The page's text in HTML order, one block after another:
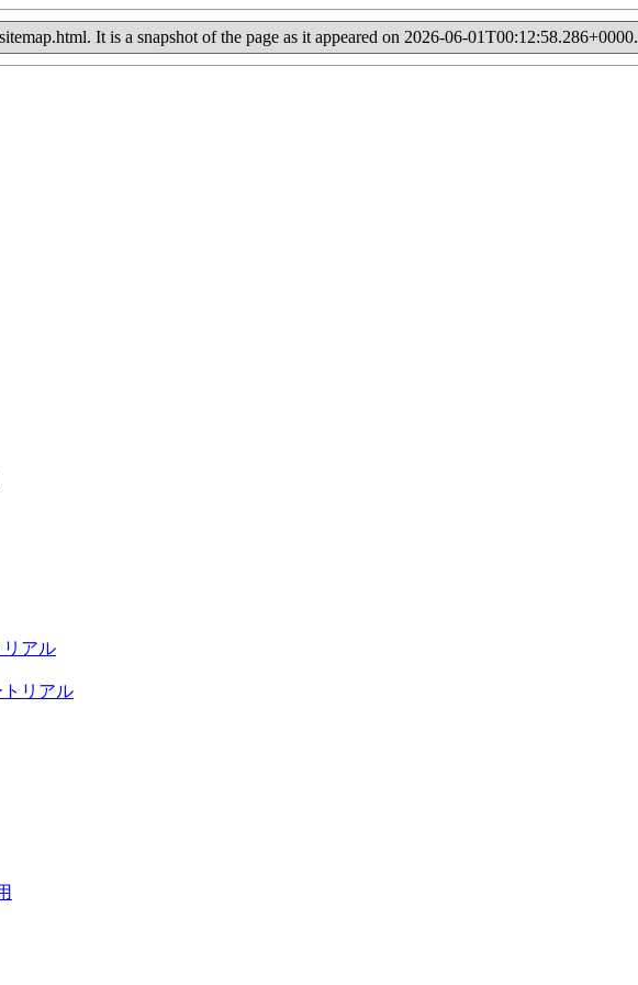
It is a snapshot of the page as it appeared on 2026-06-01T00:12:58.286+0000.
アル
リアル